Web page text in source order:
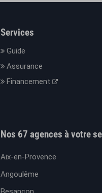
Services
Guide
Assurance
Financement
Nos 67 agences à votre
Aix-en-Provence
Angoulême